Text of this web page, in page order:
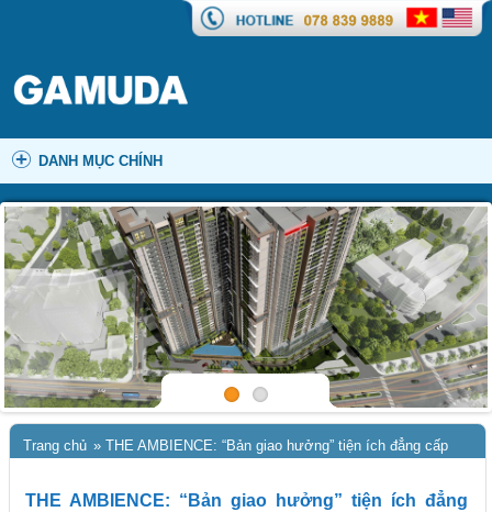
DANH MỤC CHÍNH
Trang chủ » THE AMBIENCE: “Bản giao hưởng” tiện ích đẳng cấp
THE AMBIENCE: “Bản giao hưởng” tiện ích đẳng